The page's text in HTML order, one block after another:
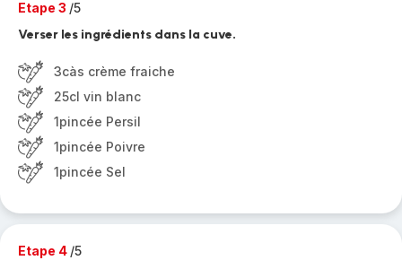
Etape 3 /5
Verser les ingrédients dans la cuve.
3càs crème fraiche
25cl vin blanc
1pincée Persil
1pincée Poivre
1pincée Sel
Etape 4 /5